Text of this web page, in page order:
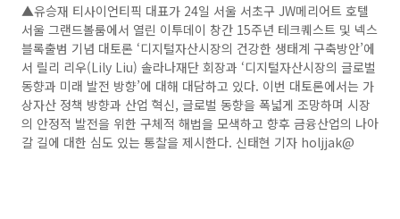
▲유승재 티사이언티픽 대표가 24일 서울 서초구 JW메리어트 호텔
서울 그랜드볼룸에서 열린 이투데이 창간 15주년 테크퀘스트 및 넥스
블록출범 기념 대토론 ‘디지털자산시장의 건강한 생태계 구축방안’에
서 릴리 리우(Lily Liu) 솔라나재단 회장과 ‘디지털자산시장의 글로벌
동향과 미래 발전 방향’에 대해 대담하고 있다. 이번 대토론에서는 가
상자산 정책 방향과 산업 혁신, 글로벌 동향을 폭넓게 조망하며 시장
의 안정적 발전을 위한 구체적 해법을 모색하고 향후 금융산업의 나아
갈 길에 대한 심도 있는 통찰을 제시한다. 신태현 기자 holjjak@